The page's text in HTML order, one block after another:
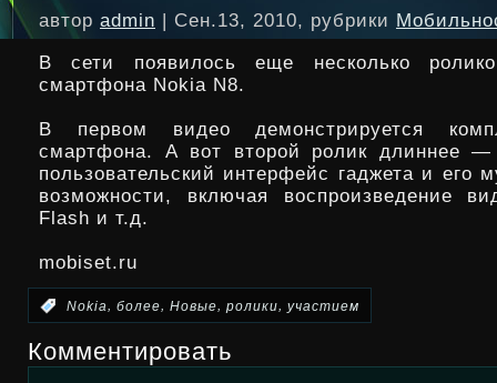
автор admin | Сен.13, 2010, рубрики
В сети появилось еще несколько
смартфона Nokia N8.
В первом видео демонстрируется
смартфона. А вот второй ролик длиннее
пользовательский интерфейс гаджета и его
возможности, включая воспроизведение
Flash и т.д.
mobiset.ru
Nokia, более, Новые, ролики, участием
Комментировать